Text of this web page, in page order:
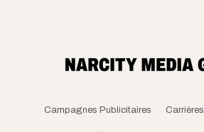
Campagnes Publicitaires Carrières